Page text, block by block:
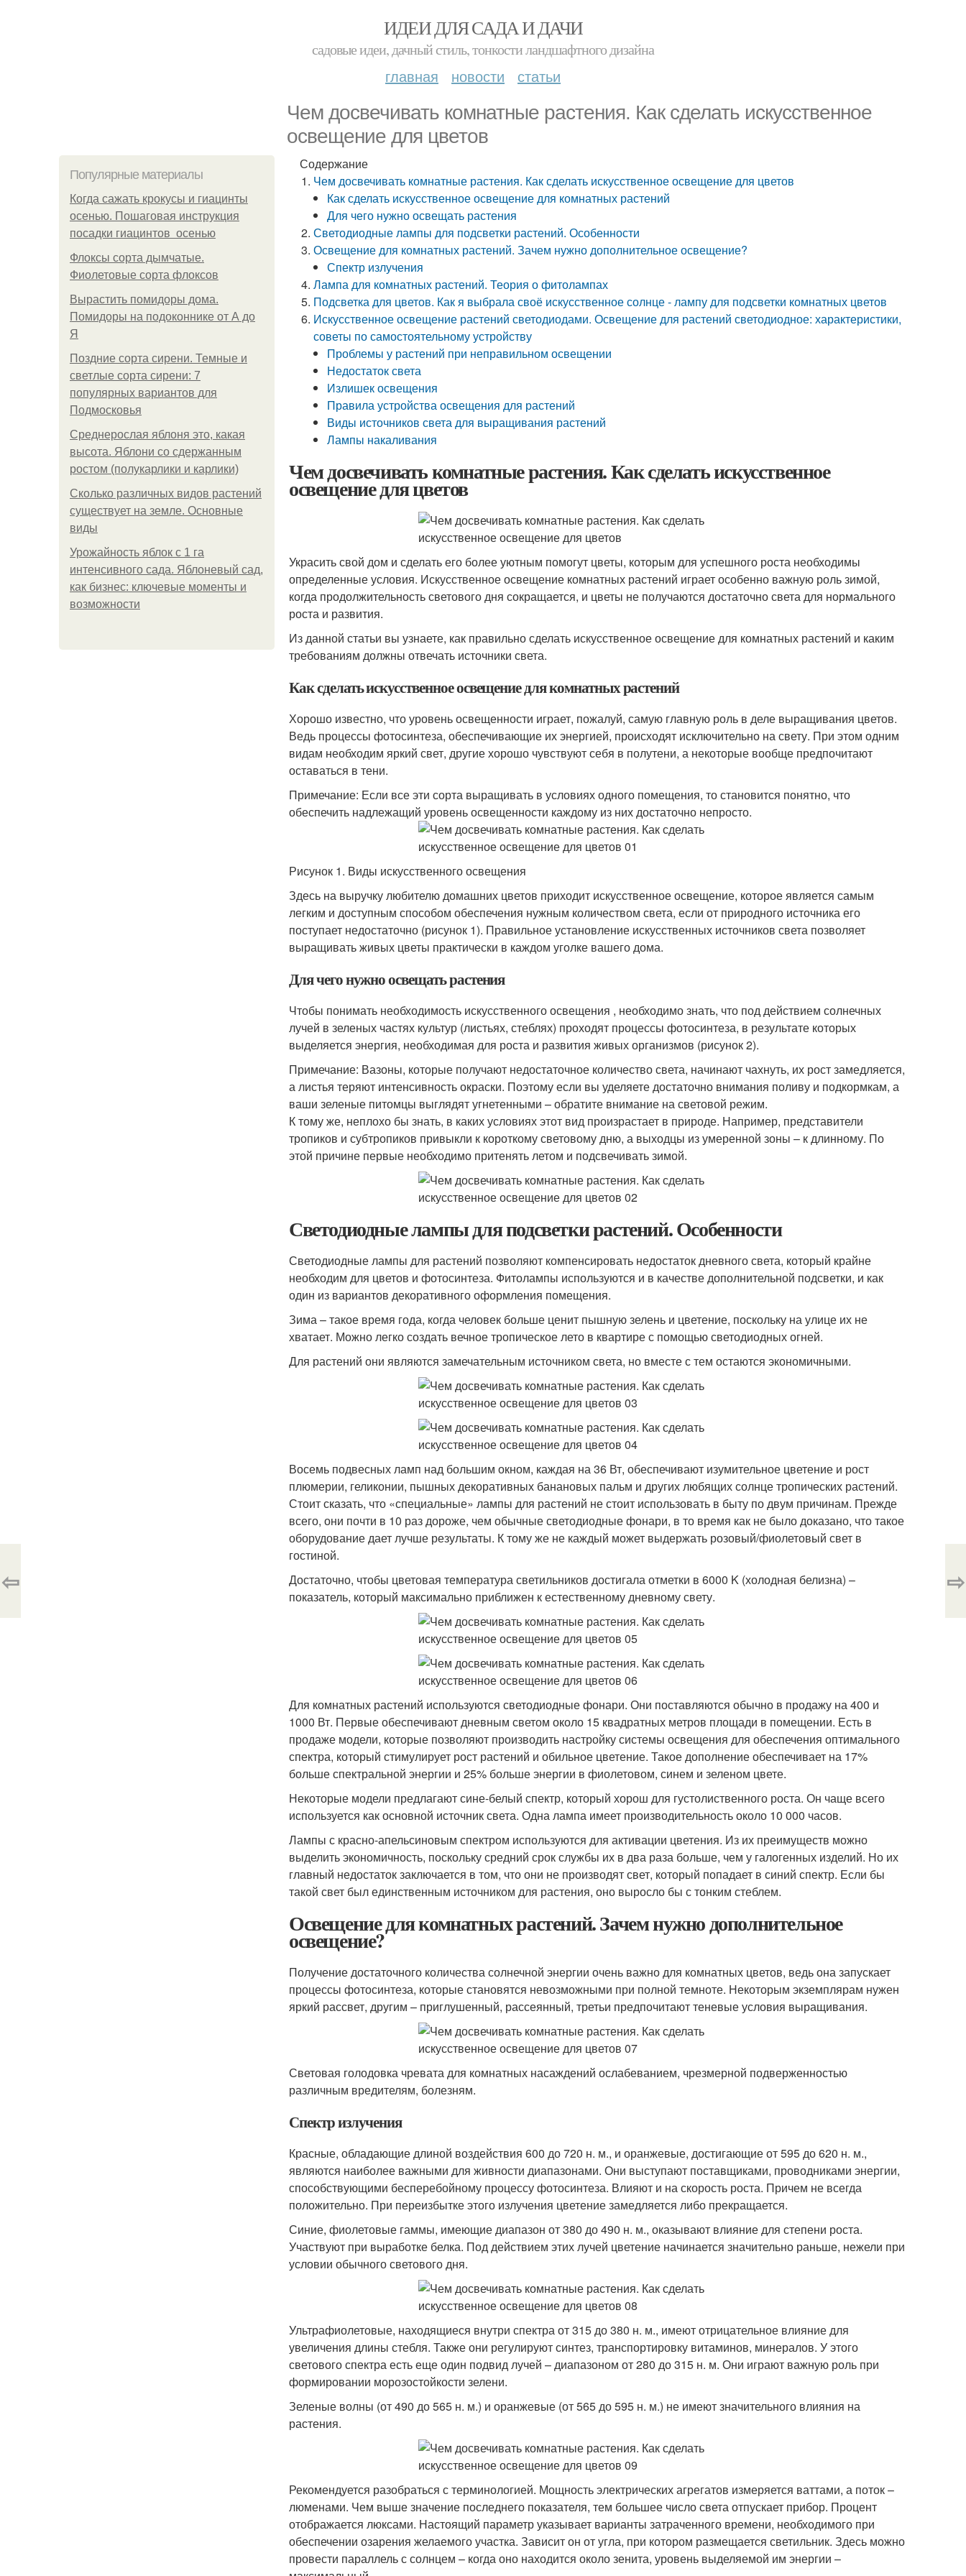
ИДЕИ ДЛЯ САДА И ДАЧИ
садовые идеи, дачный стиль, тонкости ландшафтного дизайна
главная новости статьи
Чем досвечивать комнатные растения. Как сделать искусственное
освещение для цветов
Популярные материалы
Когда сажать крокусы и гиацинты
осенью. Пошаговая инструкция
посадки гиацинтов осенью
Флоксы сорта дымчатые.
Фиолетовые сорта флоксов
Вырастить помидоры дома.
Помидоры на подоконнике от А до
Я
Поздние сорта сирени. Темные и
светлые сорта сирени: 7
популярных вариантов для
Подмосковья
Среднерослая яблоня это, какая
высота. Яблони со сдержанным
ростом (полукарлики и карлики)
Сколько различных видов растений
существует на земле. Основные
виды
Урожайность яблок с 1 га
интенсивного сада. Яблоневый сад,
как бизнес: ключевые моменты и
возможности
Содержание
Чем досвечивать комнатные растения. Как сделать искусственное освещение для цветов
Как сделать искусственное освещение для комнатных растений
Для чего нужно освещать растения
Светодиодные лампы для подсветки растений. Особенности
Освещение для комнатных растений. Зачем нужно дополнительное освещение?
Спектр излучения
Лампа для комнатных растений. Теория о фитолампах
Подсветка для цветов. Как я выбрала своё искусственное солнце - лампу для подсветки комнатных цветов
Искусственное освещение растений светодиодами. Освещение для растений светодиодное: характеристики,
советы по самостоятельному устройству
Проблемы у растений при неправильном освещении
Недостаток света
Излишек освещения
Правила устройства освещения для растений
Виды источников света для выращивания растений
Лампы накаливания
Чем досвечивать комнатные растения. Как сделать искусственное
освещение для цветов
Украсить свой дом и сделать его более уютным помогут цветы, которым для успешного роста необходимы
определенные условия. Искусственное освещение комнатных растений играет особенно важную роль зимой,
когда продолжительность светового дня сокращается, и цветы не получаются достаточно света для нормального
роста и развития.
Из данной статьи вы узнаете, как правильно сделать искусственное освещение для комнатных растений и каким
требованиям должны отвечать источники света.
Как сделать искусственное освещение для комнатных растений
Хорошо известно, что уровень освещенности играет, пожалуй, самую главную роль в деле выращивания цветов.
Ведь процессы фотосинтеза, обеспечивающие их энергией, происходят исключительно на свету. При этом одним
видам необходим яркий свет, другие хорошо чувствуют себя в полутени, а некоторые вообще предпочитают
оставаться в тени.
Примечание: Если все эти сорта выращивать в условиях одного помещения, то становится понятно, что
обеспечить надлежащий уровень освещенности каждому из них достаточно непросто.
Рисунок 1. Виды искусственного освещения
Здесь на выручку любителю домашних цветов приходит искусственное освещение, которое является самым
легким и доступным способом обеспечения нужным количеством света, если от природного источника его
поступает недостаточно (рисунок 1). Правильное установление искусственных источников света позволяет
выращивать живых цветы практически в каждом уголке вашего дома.
Для чего нужно освещать растения
Чтобы понимать необходимость искусственного освещения , необходимо знать, что под действием солнечных
лучей в зеленых частях культур (листьях, стеблях) проходят процессы фотосинтеза, в результате которых
выделяется энергия, необходимая для роста и развития живых организмов (рисунок 2).
Примечание: Вазоны, которые получают недостаточное количество света, начинают чахнуть, их рост замедляется,
а листья теряют интенсивность окраски. Поэтому если вы уделяете достаточно внимания поливу и подкормкам, а
ваши зеленые питомцы выглядят угнетенными – обратите внимание на световой режим.
К тому же, неплохо бы знать, в каких условиях этот вид произрастает в природе. Например, представители
тропиков и субтропиков привыкли к короткому световому дню, а выходцы из умеренной зоны – к длинному. По
этой причине первые необходимо притенять летом и подсвечивать зимой.
Светодиодные лампы для подсветки растений. Особенности
Светодиодные лампы для растений позволяют компенсировать недостаток дневного света, который крайне
необходим для цветов и фотосинтеза. Фитолампы используются и в качестве дополнительной подсветки, и как
один из вариантов декоративного оформления помещения.
Зима – такое время года, когда человек больше ценит пышную зелень и цветение, поскольку на улице их не
хватает. Можно легко создать вечное тропическое лето в квартире с помощью светодиодных огней.
Для растений они являются замечательным источником света, но вместе с тем остаются экономичными.
Восемь подвесных ламп над большим окном, каждая на 36 Вт, обеспечивают изумительное цветение и рост
плюмерии, геликонии, пышных декоративных банановых пальм и других любящих солнце тропических растений.
Стоит сказать, что «специальные» лампы для растений не стоит использовать в быту по двум причинам. Прежде
всего, они почти в 10 раз дороже, чем обычные светодиодные фонари, в то время как не было доказано, что такое
оборудование дает лучше результаты. К тому же не каждый может выдержать розовый/фиолетовый свет в
гостиной.
Достаточно, чтобы цветовая температура светильников достигала отметки в 6000 K (холодная белизна) –
показатель, который максимально приближен к естественному дневному свету.
Для комнатных растений используются светодиодные фонари. Они поставляются обычно в продажу на 400 и
1000 Вт. Первые обеспечивают дневным светом около 15 квадратных метров площади в помещении. Есть в
продаже модели, которые позволяют производить настройку системы освещения для обеспечения оптимального
спектра, который стимулирует рост растений и обильное цветение. Такое дополнение обеспечивает на 17%
больше спектральной энергии и 25% больше энергии в фиолетовом, синем и зеленом цвете.
Некоторые модели предлагают сине-белый спектр, который хорош для густолиственного роста. Он чаще всего
используется как основной источник света. Одна лампа имеет производительность около 10 000 часов.
Лампы с красно-апельсиновым спектром используются для активации цветения. Из их преимуществ можно
выделить экономичность, поскольку средний срок службы их в два раза больше, чем у галогенных изделий. Но их
главный недостаток заключается в том, что они не производят свет, который попадает в синий спектр. Если бы
такой свет был единственным источником для растения, оно выросло бы с тонким стеблем.
Освещение для комнатных растений. Зачем нужно дополнительное
освещение?
Получение достаточного количества солнечной энергии очень важно для комнатных цветов, ведь она запускает
процессы фотосинтеза, которые становятся невозможными при полной темноте. Некоторым экземплярам нужен
яркий рассвет, другим – приглушенный, рассеянный, третьи предпочитают теневые условия выращивания.
Световая голодовка чревата для комнатных насаждений ослабеванием, чрезмерной подверженностью
различным вредителям, болезням.
Спектр излучения
Красные, обладающие длиной воздействия 600 до 720 н. м., и оранжевые, достигающие от 595 до 620 н. м.,
являются наиболее важными для живности диапазонами. Они выступают поставщиками, проводниками энергии,
способствующими бесперебойному процессу фотосинтеза. Влияют и на скорость роста. Причем не всегда
положительно. При переизбытке этого излучения цветение замедляется либо прекращается.
Синие, фиолетовые гаммы, имеющие диапазон от 380 до 490 н. м., оказывают влияние для степени роста.
Участвуют при выработке белка. Под действием этих лучей цветение начинается значительно раньше, нежели при
условии обычного светового дня.
Ультрафиолетовые, находящиеся внутри спектра от 315 до 380 н. м., имеют отрицательное влияние для
увеличения длины стебля. Также они регулируют синтез, транспортировку витаминов, минералов. У этого
светового спектра есть еще один подвид лучей – диапазоном от 280 до 315 н. м. Они играют важную роль при
формировании морозостойкости зелени.
Зеленые волны (от 490 до 565 н. м.) и оранжевые (от 565 до 595 н. м.) не имеют значительного влияния на
растения.
Рекомендуется разобраться с терминологией. Мощность электрических агрегатов измеряется ваттами, а поток –
люменами. Чем выше значение последнего показателя, тем большее число света отпускает прибор. Процент
отображается люксами. Настоящий параметр указывает варианты затраченного времени, необходимого при
обеспечении озарения желаемого участка. Зависит он от угла, при котором размещается светильник. Здесь можно
провести параллель с солнцем – когда оно находится около зенита, уровень выделяемой им энергии –
⇦ ⇨